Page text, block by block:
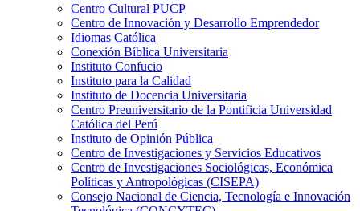
Centro Cultural PUCP
Centro de Innovación y Desarrollo Emprendedor
Idiomas Católica
Conexión Bíblica Universitaria
Instituto Confucio
Instituto para la Calidad
Instituto de Docencia Universitaria
Centro Preuniversitario de la Pontificia Universidad
Católica del Perú
Instituto de Opinión Pública
Centro de Investigaciones y Servicios Educativos
Centro de Investigaciones Sociológicas, Económica
Políticas y Antropológicas (CISEPA)
Consejo Nacional de Ciencia, Tecnología e Innovación